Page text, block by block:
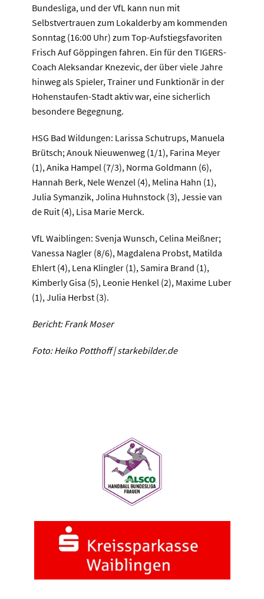
Bundesliga, und der VfL kann nun mit
Selbstvertrauen zum Lokalderby am kommenden
Sonntag (16:00 Uhr) zum Top-Aufstiegsfavoriten
Frisch Auf Göppingen fahren. Ein für den TIGERS-
Coach Aleksandar Knezevic, der über viele Jahre
hinweg als Spieler, Trainer und Funktionär in der
Hohenstaufen-Stadt aktiv war, eine sicherlich
besondere Begegnung.
HSG Bad Wildungen: Larissa Schutrups, Manuela
Brütsch; Anouk Nieuwenweg (1/1), Farina Meyer
(1), Anika Hampel (7/3), Norma Goldmann (6),
Hannah Berk, Nele Wenzel (4), Melina Hahn (1),
Julia Symanzik, Jolina Huhnstock (3), Jessie van
de Ruit (4), Lisa Marie Merck.
VfL Waiblingen: Svenja Wunsch, Celina Meißner;
Vanessa Nagler (8/6), Magdalena Probst, Matilda
Ehlert (4), Lena Klingler (1), Samira Brand (1),
Kimberly Gisa (5), Leonie Henkel (2), Maxime Luber
(1), Julia Herbst (3).
Bericht: Frank Moser
Foto: Heiko Potthoff | starkebilder.de